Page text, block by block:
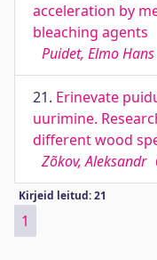
acceleration by
bleaching agents
Puidet, Elmo Hans
21. Erinevate
uurimine.
different wood
Zõkov, Aleksandr
Kirjeid leitud: 21
1